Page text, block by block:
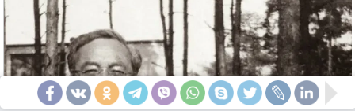
Еще майская ночь
Какая ночь! На всем какая нега!
Благодарю, родной полночный край!
Из царства льдов, из царства вьюг и снега